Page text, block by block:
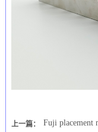
上一篇： Fuji placement